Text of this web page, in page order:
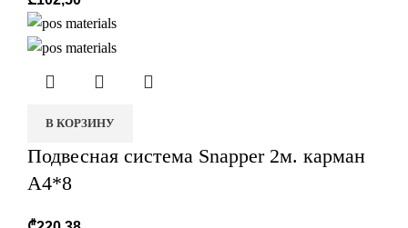
В КОРЗИНУ
Подвесная система Snapper 2м. карман
А4*8